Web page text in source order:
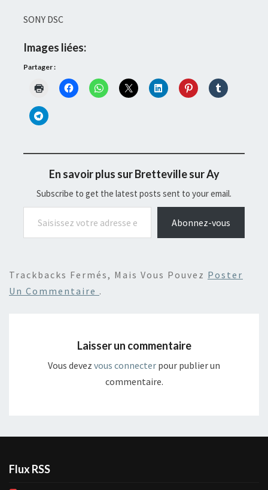
SONY DSC
Images liées:
Partager :
En savoir plus sur Bretteville sur Ay
Subscribe to get the latest posts sent to your email.
Saisissez votre adresse e-mail…
Abonnez-vous
Trackbacks Fermés, Mais Vous Pouvez Poster
Un Commentaire .
Laisser un commentaire
Vous devez vous connecter pour publier un
commentaire.
Flux RSS